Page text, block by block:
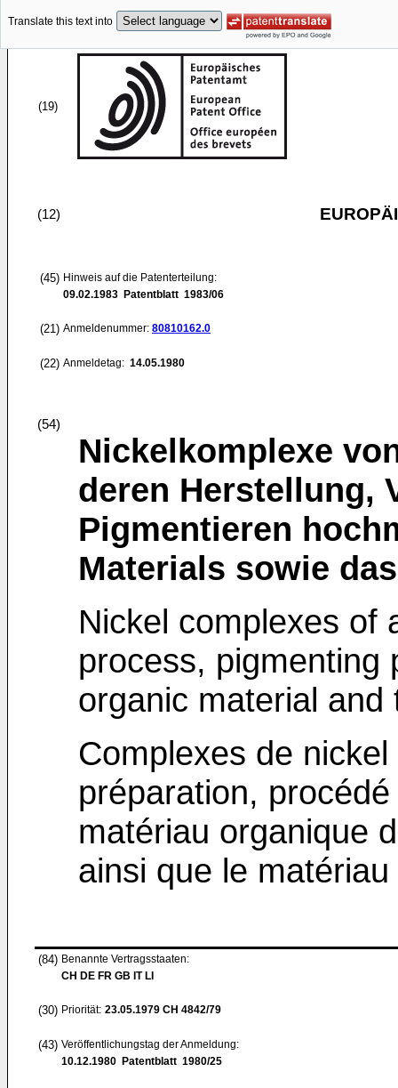
Translate this text into
(19)
(12)
(45) Hinweis auf die Patenterteilung:
09.02.1983 Patentblatt 1983/06
(21) Anmeldenummer: 80810162.0
(22) Anmeldetag: 14.05.1980
(54)
Nickelkomplexe
deren Herstellung,
Pigmentieren
Materials sowie
Nickel complexes of
process, pigmenting
organic material
Complexes de
préparation,
matériau organique
ainsi que le
(84) Benannte Vertragsstaaten:
CH DE FR GB IT LI
(30) Priorität: 23.05.1979 CH 4842/79
(43) Veröffentlichungstag der Anmeldung:
10.12.1980 Patentblatt 1980/25